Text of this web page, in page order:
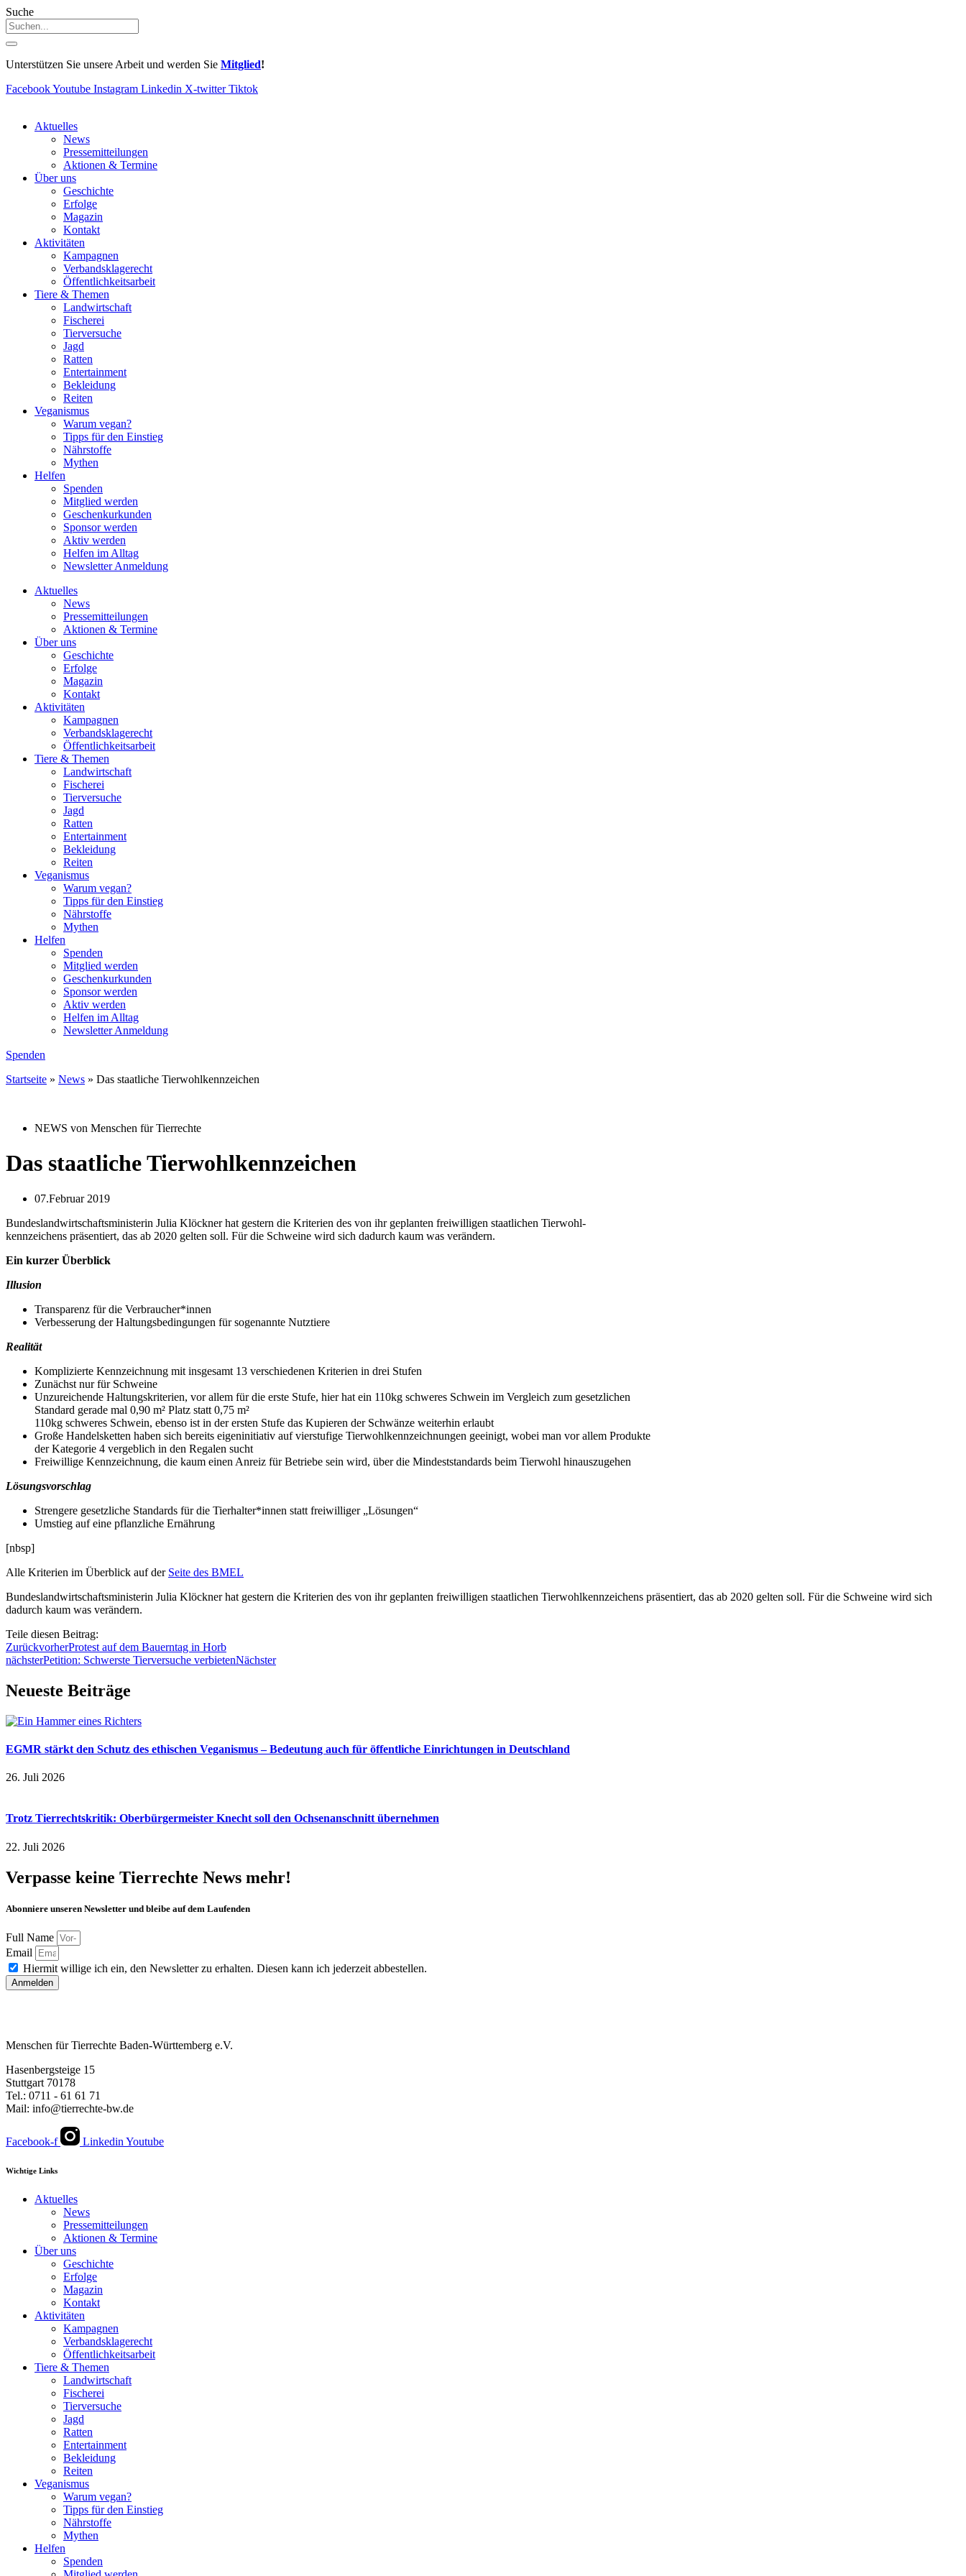
Suche
Unterstützen Sie unsere Arbeit und werden Sie Mitglied!
FacebookYoutube Instagram Linkedin X-twitter Tiktok
Aktuelles
News
Pressemitteilungen
Aktionen & Termine
Über uns
Geschichte
Erfolge
Magazin
Kontakt
Aktivitäten
Kampagnen
Verbandsklagerecht
Öffentlichkeitsarbeit
Tiere & Themen
Landwirtschaft
Fischerei
Tierversuche
Jagd
Ratten
Entertainment
Bekleidung
Reiten
Veganismus
Warum vegan?
Tipps für den Einstieg
Nährstoffe
Mythen
Helfen
Spenden
Mitglied werden
Geschenkurkunden
Sponsor werden
Aktiv werden
Helfen im Alltag
Newsletter Anmeldung
Aktuelles
News
Pressemitteilungen
Aktionen & Termine
Über uns
Geschichte
Erfolge
Magazin
Kontakt
Aktivitäten
Kampagnen
Verbandsklagerecht
Öffentlichkeitsarbeit
Tiere & Themen
Landwirtschaft
Fischerei
Tierversuche
Jagd
Ratten
Entertainment
Bekleidung
Reiten
Veganismus
Warum vegan?
Tipps für den Einstieg
Nährstoffe
Mythen
Helfen
Spenden
Mitglied werden
Geschenkurkunden
Sponsor werden
Aktiv werden
Helfen im Alltag
Newsletter Anmeldung
Spenden
Startseite » News » Das staatliche Tierwohlkennzeichen
NEWS von Menschen für Tierrechte
Das staatliche Tierwohlkennzeichen
07.Februar 2019
Bundeslandwirtschaftsministerin Julia Klöckner hat gestern die Kriterien des von ihr geplanten freiwilligen staatlichen Tierwohl-
kennzeichens präsentiert, das ab 2020 gelten soll. Für die Schweine wird sich dadurch kaum was verändern.
Ein kurzer Überblick
Illusion
Transparenz für die Verbraucher*innen
Verbesserung der Haltungsbedingungen für sogenannte Nutztiere
Realität
Komplizierte Kennzeichnung mit insgesamt 13 verschiedenen Kriterien in drei Stufen
Zunächst nur für Schweine
Unzureichende Haltungskriterien, vor allem für die erste Stufe, hier hat ein 110kg schweres Schwein im Vergleich zum gesetzlichen
Standard gerade mal 0,90 m² Platz statt 0,75 m²
110kg schweres Schwein, ebenso ist in der ersten Stufe das Kupieren der Schwänze weiterhin erlaubt
Große Handelsketten haben sich bereits eigeninitiativ auf vierstufige Tierwohlkennzeichnungen geeinigt, wobei man vor allem Produkte
der Kategorie 4 vergeblich in den Regalen sucht
Freiwillige Kennzeichnung, die kaum einen Anreiz für Betriebe sein wird, über die Mindeststandards beim Tierwohl hinauszugehen
Lösungsvorschlag
Strengere gesetzliche Standards für die Tierhalter*innen statt freiwilliger „Lösungen“
Umstieg auf eine pflanzliche Ernährung
[nbsp]
Alle Kriterien im Überblick auf der Seite des BMEL
Bundeslandwirtschaftsministerin Julia Klöckner hat gestern die Kriterien des von ihr geplanten freiwilligen staatlichen Tierwohlkennzeichens präsentiert, das ab 2020 gelten soll. Für die Schweine wird sich
dadurch kaum was verändern.
Teile diesen Beitrag:
ZurückvorherProtest auf dem Bauerntag in Horb
nächsterPetition: Schwerste Tierversuche verbietenNächster
Neueste Beiträge
EGMR stärkt den Schutz des ethischen Veganismus – Bedeutung auch für öffentliche Einrichtungen in Deutschland
26. Juli 2026
Trotz Tierrechtskritik: Oberbürgermeister Knecht soll den Ochsenanschnitt übernehmen
22. Juli 2026
Verpasse keine Tierrechte News mehr!
Abonniere unseren Newsletter und bleibe auf dem Laufenden
Full Name
Email
Hiermit willige ich ein, den Newsletter zu erhalten. Diesen kann ich jederzeit abbestellen.
Anmelden
Menschen für Tierrechte Baden-Württemberg e.V.
Hasenbergsteige 15
Stuttgart 70178
Tel.: 0711 - 61 61 71
Mail: info@tierrechte-bw.de
Facebook-f Linkedin Youtube
Wichtige Links
Aktuelles
News
Pressemitteilungen
Aktionen & Termine
Über uns
Geschichte
Erfolge
Magazin
Kontakt
Aktivitäten
Kampagnen
Verbandsklagerecht
Öffentlichkeitsarbeit
Tiere & Themen
Landwirtschaft
Fischerei
Tierversuche
Jagd
Ratten
Entertainment
Bekleidung
Reiten
Veganismus
Warum vegan?
Tipps für den Einstieg
Nährstoffe
Mythen
Helfen
Spenden